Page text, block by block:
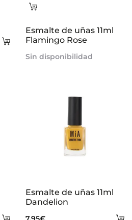
Añadir
Leer
Esmalte de uñas 11ml
Flamingo Rose
Sin disponibilidad
Añadir
Esmalte de uñas 11ml
Dandelion